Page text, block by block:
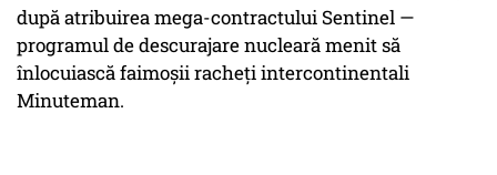
după atribuirea mega-contractului Sentinel —
programul de descurajare nucleară menit să
înlocuiască faimoșii racheți intercontinentali
Minuteman.